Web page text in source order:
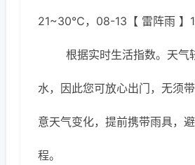
21~30℃，08-13【 雷阵雨 】
根据实时生活指数。天气
水，因此您可放心出门，无须
意天气变化，提前携带雨具，
程。